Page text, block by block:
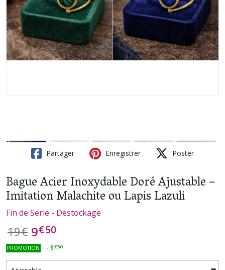
Partager Enregistrer Poster
Bague Acier Inoxydable Doré Ajustable –
Imitation Malachite ou Lapis Lazuli
Fin de Serie - Destockage
19€ 9€50
PROMOTION - 9€50